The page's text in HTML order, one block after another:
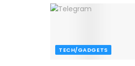
TECH/GADGETS